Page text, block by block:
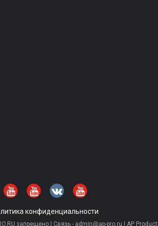
конфиденциальности
запрещено | Связь - admin@ap-pro.ru | AP